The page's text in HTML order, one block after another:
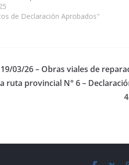
y enripiado de calzada
de Declaración Aprobados"
03/26 – Obras viales de
provincial N° 6 –